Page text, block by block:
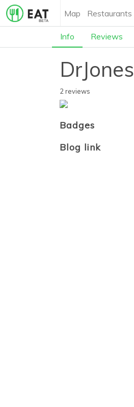
Map Restaurants
Info Reviews
DrJones
2 reviews
Badges
Blog link